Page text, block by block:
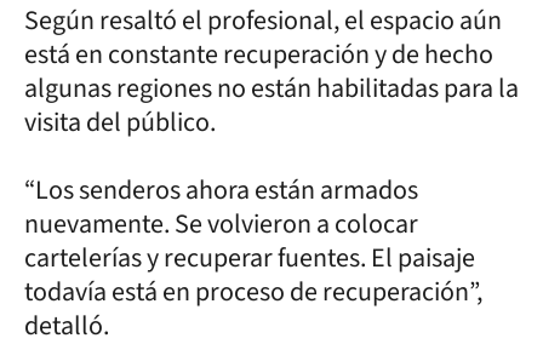
Según resaltó el profesional, el espacio aún
está en constante recuperación y de hecho
algunas regiones no están habilitadas para la
visita del público.
“Los senderos ahora están armados
nuevamente. Se volvieron a colocar
cartelerías y recuperar fuentes. El paisaje
todavía está en proceso de recuperación”,
detalló.